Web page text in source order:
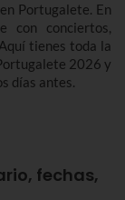
Portugalete. En
con conciertos,
tienes toda la
2026 y
días antes.
fechas,